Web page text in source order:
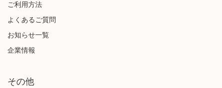
ご利用方法
よくあるご質問
お知らせ一覧
企業情報
その他